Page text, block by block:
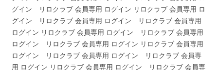
グイン リロクラブ 会員専用 ログイン リロクラブ 会員専用 ロ
グイン リロクラブ 会員専用 ログイン リロクラブ 会員専用
ログイン リロクラブ 会員専用 ログイン リロクラブ 会員専用
ログイン リロクラブ 会員専用 ログイン リロクラブ 会員専用
ログイン リロクラブ 会員専用 ログイン リロクラブ 会員専
用 ログイン リロクラブ 会員専用 ログイン リロクラブ 会員専